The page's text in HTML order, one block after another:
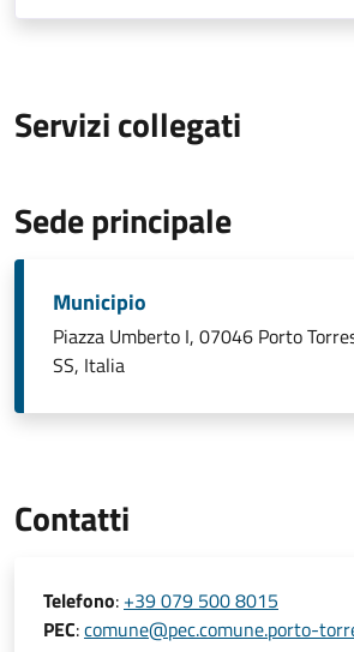
Servizi collegati
Sede principale
Municipio
Piazza Umberto I, 07046 Porto
SS, Italia
Contatti
Telefono: +39 079 500 8015
PEC:comune@pec.comune.porto-